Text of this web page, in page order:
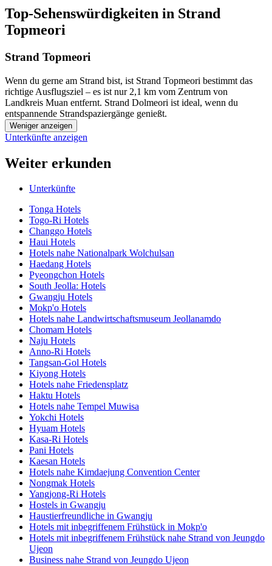
Top-Sehenswürdigkeiten in Strand
Topmeori
Strand Topmeori
Wenn du gerne am Strand bist, ist Strand Topmeori bestimmt das
richtige Ausflugsziel – es ist nur 2,1 km vom Zentrum von
Landkreis Muan entfernt. Strand Dolmeori ist ideal, wenn du
entspannende Strandspaziergänge genießt.
Weniger anzeigen
Unterkünfte anzeigen
Weiter erkunden
Unterkünfte
Tonga Hotels
Togo-Ri Hotels
Changgo Hotels
Haui Hotels
Hotels nahe Nationalpark Wolchulsan
Haedang Hotels
Pyeongchon Hotels
South Jeolla: Hotels
Gwangju Hotels
Mokp'o Hotels
Hotels nahe Landwirtschaftsmuseum Jeollanamdo
Chomam Hotels
Naju Hotels
Anno-Ri Hotels
Tangsan-Gol Hotels
Kiyong Hotels
Hotels nahe Friedensplatz
Haktu Hotels
Hotels nahe Tempel Muwisa
Yokchi Hotels
Hyuam Hotels
Kasa-Ri Hotels
Pani Hotels
Kaesan Hotels
Hotels nahe Kimdaejung Convention Center
Nongmak Hotels
Yangjong-Ri Hotels
Hostels in Gwangju
Haustierfreundliche in Gwangju
Hotels mit inbegriffenem Frühstück in Mokp'o
Hotels mit inbegriffenem Frühstück nahe Strand von Jeungdo
Ujeon
Business nahe Strand von Jeungdo Ujeon